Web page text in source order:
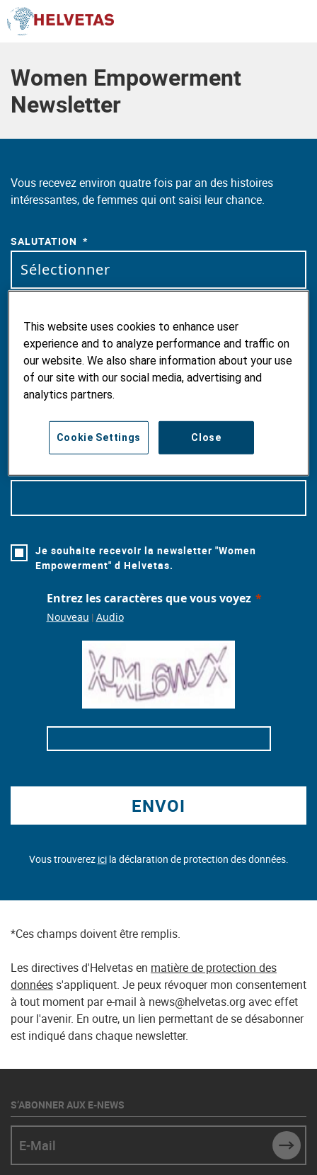
Women Empowerment
Newsletter
Vous recevez environ quatre fois par an des histoires
intéressantes, de femmes qui ont saisi leur chance.
SALUTATION
PRÉNOM
NOM
Je souhaite recevoir la newsletter "Women
Empowerment" d Helvetas.
Entrez les caractères que vous voyez
Nouveau | Audio
ENVOI
Vous trouverez icila déclaration de protection des données.
*Ces champs doivent être remplis.
Les directives d'Helvetas en matière de protection des
donnéess'appliquent. Je peux révoquer mon consentement
à tout moment par e-mail à news@helvetas.org avec effet
pour l'avenir. En outre, un lien permettant de se désabonner
est indiqué dans chaque newsletter.
S’ABONNER AUX E-NEWS
This website uses cookies to enhance user
experience and to analyze performance and traffic on
our website. We also share information about your use
of our site with our social media, advertising and
analytics partners.
Close
Cookie Settings